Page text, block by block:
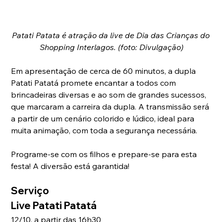
Patati Patata é atração da live de Dia das Crianças do
Shopping Interlagos. (foto: Divulgação)
Em apresentação de cerca de 60 minutos, a dupla
Patati Patatá promete encantar a todos com
brincadeiras diversas e ao som de grandes sucessos,
que marcaram a carreira da dupla. A transmissão será
a partir de um cenário colorido e lúdico, ideal para
muita animação, com toda a segurança necessária.
Programe-se com os filhos e prepare-se para esta
festa! A diversão está garantida!
Serviço
Live Patati Patatá
12/10, a partir das 16h30